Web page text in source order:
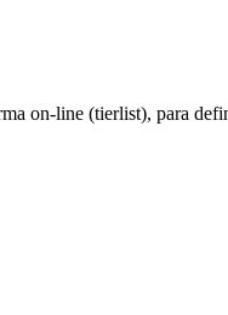
on-line (tierlist), para